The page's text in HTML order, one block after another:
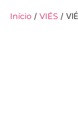
Início / VIÉS /